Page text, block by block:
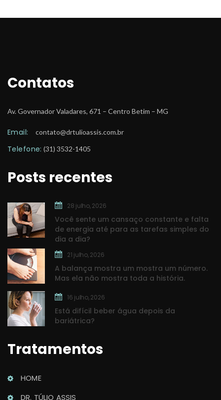
Contato
Av. Governador Valadares, 671 – Centro Betim – MG
Email: contato@drtulioassis.com.br
Telefone: (31) 3532-1405
Posts recente
28 julho, 2026
Você sente um cansaço constante e falta
de energia até para as tarefas simples do
dia a dia?
21 julho, 2026
A balança mostra um mostra um número.
Mas ela não mostra toda a história.
16 julho, 2026
Está difícil beber água depois da
bariátrica?
Tratamento
HOME
DR. TÚLIO ASSIS